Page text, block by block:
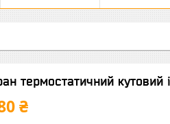
термостатичний
₴